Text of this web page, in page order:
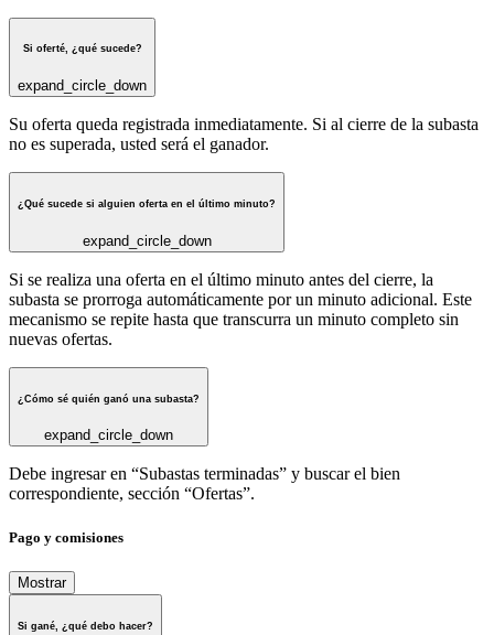
Si oferté, ¿qué sucede?
expand_circle_down
Su oferta queda registrada inmediatamente. Si al cierre de la subasta
no es superada, usted será el ganador.
¿Qué sucede si alguien oferta en el último minuto?
expand_circle_down
Si se realiza una oferta en el último minuto antes del cierre, la
subasta se prorroga automáticamente por un minuto adicional. Este
mecanismo se repite hasta que transcurra un minuto completo sin
nuevas ofertas.
¿Cómo sé quién ganó una subasta?
expand_circle_down
Debe ingresar en “Subastas terminadas” y buscar el bien
correspondiente, sección “Ofertas”.
Pago y comisiones
Mostrar
Si gané, ¿qué debo hacer?